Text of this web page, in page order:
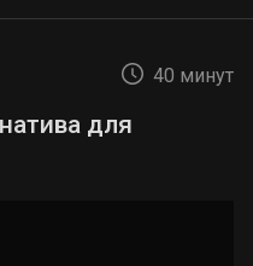
40 минут
для